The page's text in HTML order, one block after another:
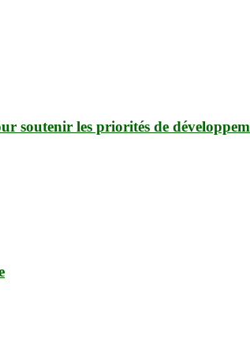
soutenir les priorités de